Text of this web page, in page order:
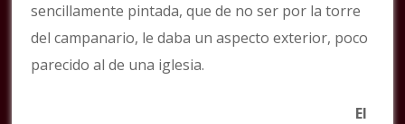
sencillamente pintada, que de no ser por la torre
del campanario, le daba un aspecto exterior, poco
parecido al de una iglesia.
El